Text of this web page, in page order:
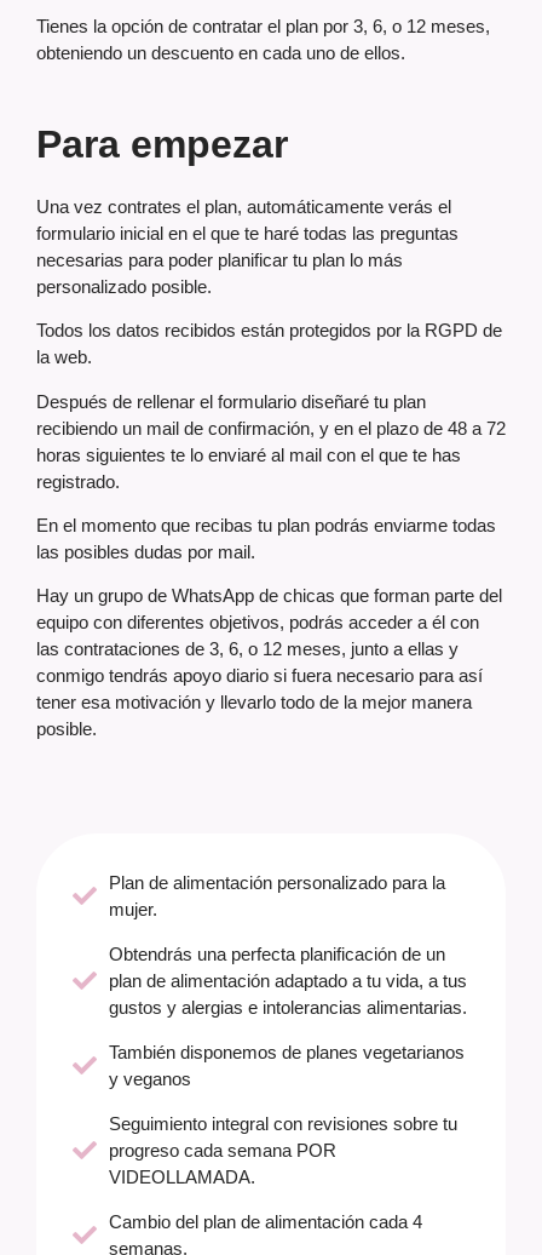
Tienes la opción de contratar el plan por 3, 6, o 12 meses,
obteniendo un descuento en cada uno de ellos.
Para empezar
Una vez contrates el plan, automáticamente verás el
formulario inicial en el que te haré todas las preguntas
necesarias para poder planificar tu plan lo más
personalizado posible.
Todos los datos recibidos están protegidos por la RGPD de
la web.
Después de rellenar el formulario diseñaré tu plan
recibiendo un mail de confirmación, y en el plazo de 48 a 72
horas siguientes te lo enviaré al mail con el que te has
registrado.
En el momento que recibas tu plan podrás enviarme todas
las posibles dudas por mail.
Hay un grupo de WhatsApp de chicas que forman parte del
equipo con diferentes objetivos, podrás acceder a él con
las contrataciones de 3, 6, o 12 meses, junto a ellas y
conmigo tendrás apoyo diario si fuera necesario para así
tener esa motivación y llevarlo todo de la mejor manera
posible.
Plan de alimentación personalizado para la
mujer.
Obtendrás una perfecta planificación de un
plan de alimentación adaptado a tu vida, a tus
gustos y alergias e intolerancias alimentarias.
También disponemos de planes vegetarianos
y veganos
Seguimiento integral con revisiones sobre tu
progreso cada semana POR
VIDEOLLAMADA.
Cambio del plan de alimentación cada 4
semanas.